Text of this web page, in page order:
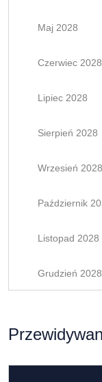
Maj 2028
Czerwiec 2028
Lipiec 2028
Sierpień 2028
Wrzesień 2028
Październik
Listopad 2028
Grudzień 2028